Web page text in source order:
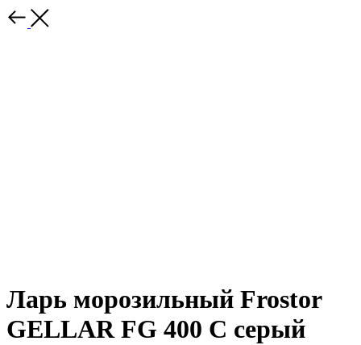
Ларь морозильный Frostor
GELLAR FG 400 C серый